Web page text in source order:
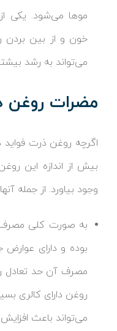
موها می‌شود. یکی
خون و از بین بردن
می‌تواند به رشد
مضرات روغن
اگرچه روغن ذرت فواید
بیش از اندازه این
وجود بیاورد. از جمله
به صورت کلی مصرف
بوده و دارای
مصرف آن حد تعادل
روغن دارای کالری
می‌تواند باعث